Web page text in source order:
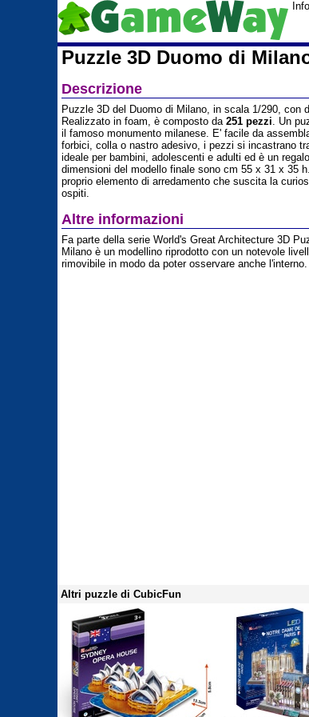
Puzzle 3D Duomo di
Descrizione
Puzzle 3D del Duomo di Milano, in scala 1/290, con
Realizzato in foam, è composto da 251 pezzi. Un
il famoso monumento milanese. E' facile da
forbici, colla o nastro adesivo, i pezzi si incastrano
ideale per bambini, adolescenti e adulti ed è un
dimensioni del modello finale sono cm 55 x 31 x 35
proprio elemento di arredamento che suscita la
ospiti.
Altre informazioni
Fa parte della serie World's Great Architecture 3D
Milano è un modellino riprodotto con un notevole
rimovibile in modo da poter osservare anche l'interno.
Altri puzzle di CubicFun